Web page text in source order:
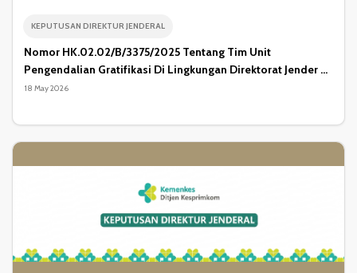
KEPUTUSAN DIREKTUR JENDERAL
Nomor HK.02.02/B/3375/2025 Tentang Tim Unit
Pengendalian Gratifikasi Di Lingkungan Direktorat Jender ...
18 May 2026